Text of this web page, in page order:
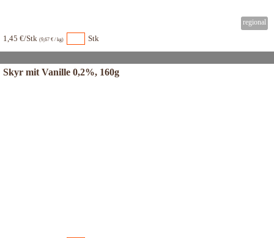
1,45 €/Stk (9,67 € / kg) Stk
Skyr mit Vanille 0,2%, 160g